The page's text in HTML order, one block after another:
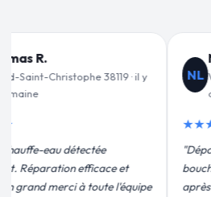
L.
Christophe 38119 · il y
pour mon WC
soir. 20 minutes
étaient là. Service
a 3
moins de